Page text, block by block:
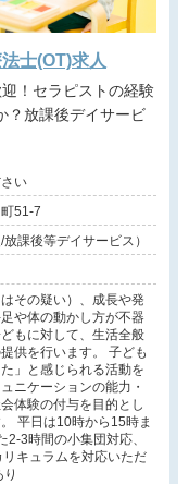
士(OT)求人
？放課後デイサービ
い
51-7
課後等デイサービス）
その疑い）、成長や発
や体の動かし方が不器
もに対して、生活全般
供を行います。 子ども
」と感じられる活動を
ニケーションの能力・
体験の付与を目的とし
平日は10時から15時ま
3時間の小集団対応、
キュラムを対応いただ